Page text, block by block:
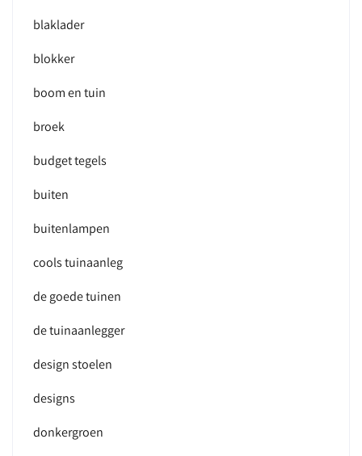
blaklader
blokker
boom en tuin
broek
budget tegels
buiten
buitenlampen
cools tuinaanleg
de goede tuinen
de tuinaanlegger
design stoelen
designs
donkergroen